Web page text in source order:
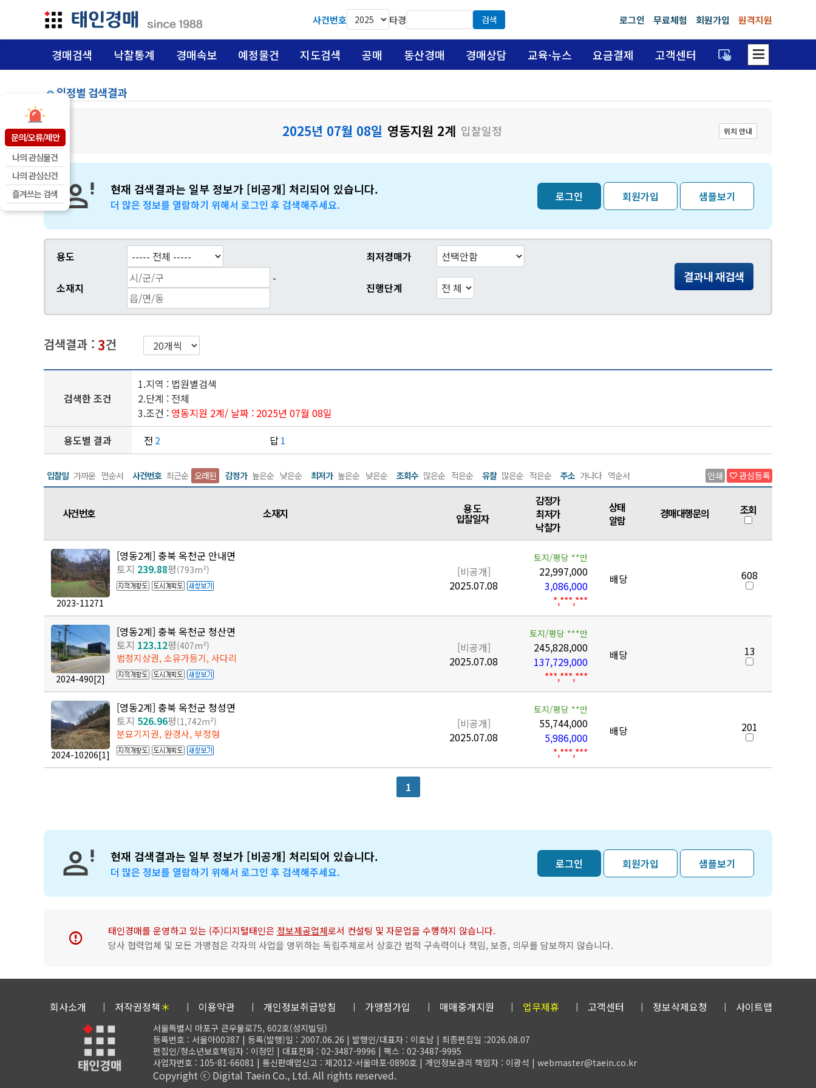
문의/오류/제안
나의 관심물건
나의 관심신건
즐겨쓰는 검색
사건번호 타경 검색 로그인 무료체험 회원가입 원격지원
경매검색 낙찰통계 경매속보 예정물건 지도검색 공매 동산경매 경매상담 교육·뉴스 요금결제 고객센터 trackpad_input dehaze
일정별 검색결과
2025년 07월 08일 영동지원 2계 입찰일정 위치 안내
현재 검색결과는 일부 정보가 [비공개] 처리되어 있습니다.
더 많은 정보를 열람하기 위해서 로그인 후 검색해주세요.
로그인 회원가입 샘플보기
용도 최저경매가
결과내 재검색
소재지
-
진행단계
검색결과 : 3건
검색한 조건
1.지역 : 법원별검색
2.단계 : 전체
3.조건 : 영동지원 2계/ 날짜 : 2025년 07월 08일
용도별 결과
전 2 답1
입찰일 가까운 먼순서 사건번호 최근순 오래된 감정가 높은순 낮은순 최저가 높은순 낮은순 조회수 많은순 적은순 유찰 많은순 적은순 주소 가나다 역순서 인쇄 favorite 관심등록
사건번호 소재지 용 도
입찰일자
감정가
최저가
낙찰가
상태
알람
경매대행문의 조회
2023-11271
[영동2계] 충북 옥천군 안내면
토지 239.88평(793m²)
[비공개]
2025.07.08
토지/평당 **만
22,997,000
3,086,000
*,***,***
배당 608
2024-490[2]
[영동2계] 충북 옥천군 청산면
토지 123.12평(407m²)
법정지상권, 소유가등기, 사다리
[비공개]
2025.07.08
토지/평당 ***만
245,828,000
137,729,000
***,***,***
배당 13
2024-10206[1]
[영동2계] 충북 옥천군 청성면
토지 526.96평(1,742m²)
분묘기지권, 완경사, 부정형
[비공개]
2025.07.08
토지/평당 **만
55,744,000
5,986,000
*,***,***
배당 201
1
현재 검색결과는 일부 정보가 [비공개] 처리되어 있습니다.
더 많은 정보를 열람하기 위해서 로그인 후 검색해주세요.
로그인 회원가입 샘플보기
error 태인경매를 운영하고 있는 (주)디지털태인은 정보제공업체로서 컨설팅 및 자문업을 수행하지 않습니다.
당사 협력업체 및 모든 가맹점은 각자의 사업을 영위하는 독립주체로서 상호간 법적 구속력이나 책임, 보증, 의무를 담보하지 않습니다.
회사소개 저작권정책 ＊ 이용약관 개인정보취급방침 가맹점가입 매매중개지원 업무제휴 고객센터 정보삭제요청 사이트맵
서울특별시 마포구 큰우물로75, 602호(성지빌딩)
등록번호 : 서울아00387 | 등록(발행)일 : 2007.06.26 | 발행인/대표자 : 이호남 | 최종편집일 :2026.08.07
편집인/청소년보호책임자 : 이정민 | 대표전화 : 02-3487-9996 | 팩스 : 02-3487-9995
사업자번호 : 105-81-66081 | 통신판매업신고 : 제2012-서울마포-0890호 | 개인정보관리 책임자 : 이광석 | webmaster@taein.co.kr
Copyright ⓒ Digital Taein Co., Ltd. All rights reserved.